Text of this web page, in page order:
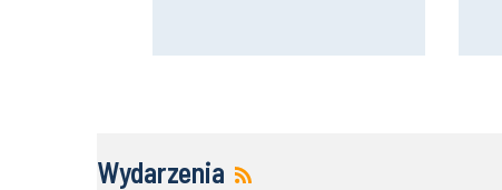
Wydarzenia